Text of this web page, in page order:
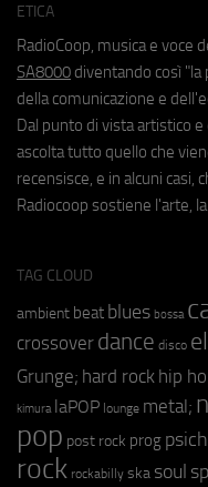
ETICA
RadioCoop, musica e voce
SA8000 diventando così
della comunicazione e
Dal punto di vista artistico
ascolta tutto quello che
recensisce, e in alcuni casi,
Radiocoop sostiene l'arte,
TAG CLOUD
ambient beat blues bossa
crossover dance disco
Grunge; hard rock hip
kimura laPOP lounge metal;
pop post rock prog
rock rockabilly ska soul